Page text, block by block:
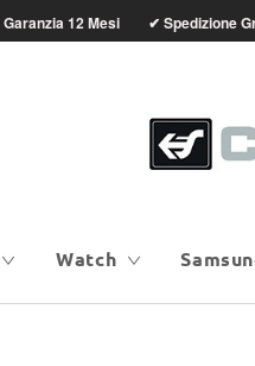
Garanzia 12 Mesi ✔ Spedizione
Watch